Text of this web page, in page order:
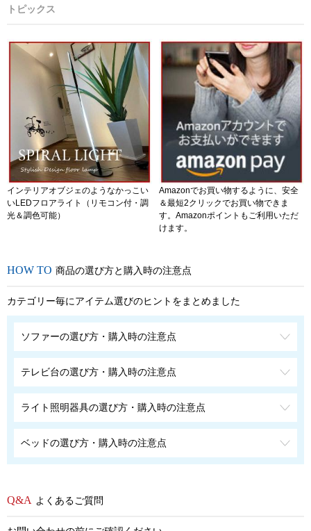
トピックス
インテリアオブジェのようなかっこい
いLEDフロアライト（リモコン付・調
光＆調色可能）
Amazonでお買い物するように、安全
＆最短2クリックでお買い物できま
す。Amazonポイントもご利用いただ
けます。
商品の選び方と購入時の注意点
カテゴリー毎にアイテム選びのヒントをまとめました
ソファーの選び方・購入時の注意点
テレビ台の選び方・購入時の注意点
ライト照明器具の選び方・購入時の注意点
ベッドの選び方・購入時の注意点
よくあるご質問